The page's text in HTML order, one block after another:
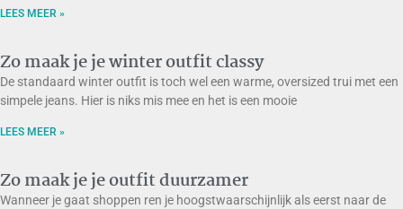
LEES MEER »
Zo maak je je winter outfit classy
De standaard winter outfit is toch wel een warme, oversized trui met een
simpele jeans. Hier is niks mis mee en het is een mooie
LEES MEER »
Zo maak je je outfit duurzamer
Wanneer je gaat shoppen ren je hoogstwaarschijnlijk als eerst naar de